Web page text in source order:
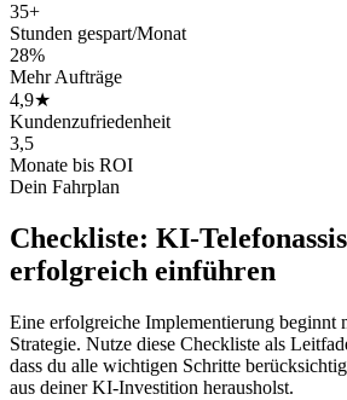
35+
Stunden gespart/Monat
28%
Mehr Aufträge
4,9★
Kundenzufriedenheit
3,5
Monate bis ROI
Dein Fahrplan
Checkliste: KI-
erfolgreich einführen
Eine erfolgreiche Implementierung beginnt
Strategie. Nutze diese Checkliste als
dass du alle wichtigen Schritte
aus deiner KI-Investition herausholst.